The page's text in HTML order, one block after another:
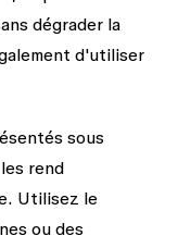
dégrader la
d'utiliser
sous
rend
Utilisez le
ou des